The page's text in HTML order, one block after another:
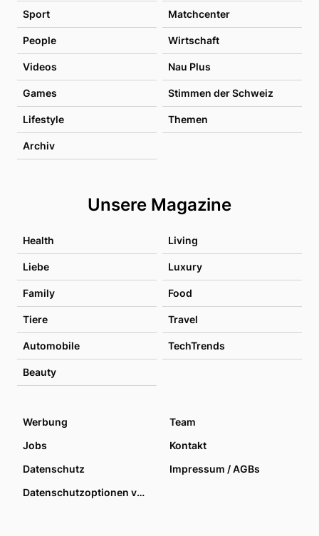
Sport Matchcenter
People Wirtschaft
Videos Nau Plus
Games Stimmen der Schweiz
Lifestyle Themen
Archiv
Unsere Magazine
Health Living
Liebe Luxury
Family Food
Tiere Travel
Automobile TechTrends
Beauty
Werbung
Team
Jobs
Kontakt
Datenschutz
Impressum / AGBs
Datenschutzoptionen verwalten